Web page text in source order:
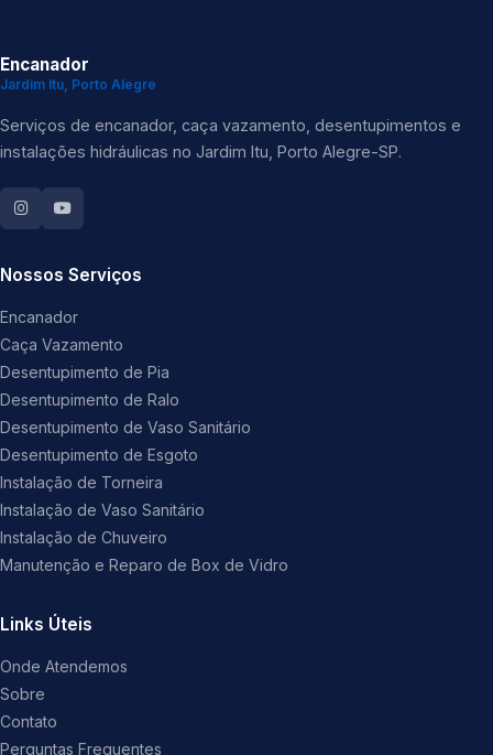
Encanador
Jardim Itu, Porto Alegre
Serviços de encanador, caça vazamento, desentupimentos e
instalações hidráulicas no Jardim Itu, Porto Alegre-SP.
Nossos Serviços
Encanador
Caça Vazamento
Desentupimento de Pia
Desentupimento de Ralo
Desentupimento de Vaso Sanitário
Desentupimento de Esgoto
Instalação de Torneira
Instalação de Vaso Sanitário
Instalação de Chuveiro
Manutenção e Reparo de Box de Vidro
Links Úteis
Onde Atendemos
Sobre
Contato
Perguntas Frequentes